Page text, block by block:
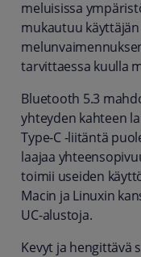
meluisissa
mukautuu
tarvittaessa kuulla
Bluetooth 5.3
yhteyden kahteen
Type-C -liitäntä
laajaa
toimii useiden
Macin ja Linuxin
UC-alustoja.
Kevyt ja hengittävä